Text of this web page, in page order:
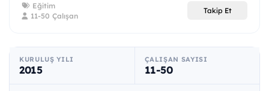
Eğitim
11-50 Çalışan
Takip Et
KURULUŞ YILI
2015
ÇALIŞAN SAYISI
11-50